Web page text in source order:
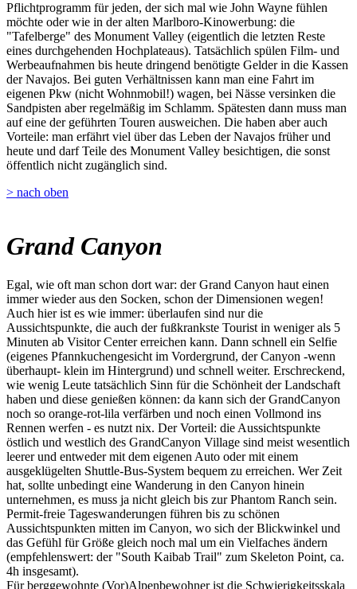
Pflichtprogramm für jeden, der sich mal wie John Wayne fühlen
möchte oder wie in der alten Marlboro-Kinowerbung: die
"Tafelberge" des Monument Valley (eigentlich die letzten Reste
eines durchgehenden Hochplateaus). Tatsächlich spülen Film- und
Werbeaufnahmen bis heute dringend benötigte Gelder in die Kassen
der Navajos. Bei guten Verhältnissen kann man eine Fahrt im
eigenen Pkw (nicht Wohnmobil!) wagen, bei Nässe versinken die
Sandpisten aber regelmäßig im Schlamm. Spätesten dann muss man
auf eine der geführten Touren ausweichen. Die haben aber auch
Vorteile: man erfährt viel über das Leben der Navajos früher und
heute und darf Teile des Monument Valley besichtigen, die sonst
öffentlich nicht zugänglich sind.
> nach oben
Grand Canyon
Egal, wie oft man schon dort war: der Grand Canyon haut einen
immer wieder aus den Socken, schon der Dimensionen wegen!
Auch hier ist es wie immer: überlaufen sind nur die
Aussichtspunkte, die auch der fußkrankste Tourist in weniger als 5
Minuten ab Visitor Center erreichen kann. Dann schnell ein Selfie
(eigenes Pfannkuchengesicht im Vordergrund, der Canyon -wenn
überhaupt- klein im Hintergrund) und schnell weiter. Erschreckend,
wie wenig Leute tatsächlich Sinn für die Schönheit der Landschaft
haben und diese genießen können: da kann sich der GrandCanyon
noch so orange-rot-lila verfärben und noch einen Vollmond ins
Rennen werfen - es nutzt nix. Der Vorteil: die Aussichtspunkte
östlich und westlich des GrandCanyon Village sind meist wesentlich
leerer und entweder mit dem eigenen Auto oder mit einem
ausgeklügelten Shuttle-Bus-System bequem zu erreichen. Wer Zeit
hat, sollte unbedingt eine Wanderung in den Canyon hinein
unternehmen, es muss ja nicht gleich bis zur Phantom Ranch sein.
Permit-freie Tageswanderungen führen bis zu schönen
Aussichtspunkten mitten im Canyon, wo sich der Blickwinkel und
das Gefühl für Größe gleich noch mal um ein Vielfaches ändern
(empfehlenswert: der "South Kaibab Trail" zum Skeleton Point, ca.
4h insgesamt).
Für berggewohnte (Vor)Alpenbewohner ist die Schwierigkeitsskala